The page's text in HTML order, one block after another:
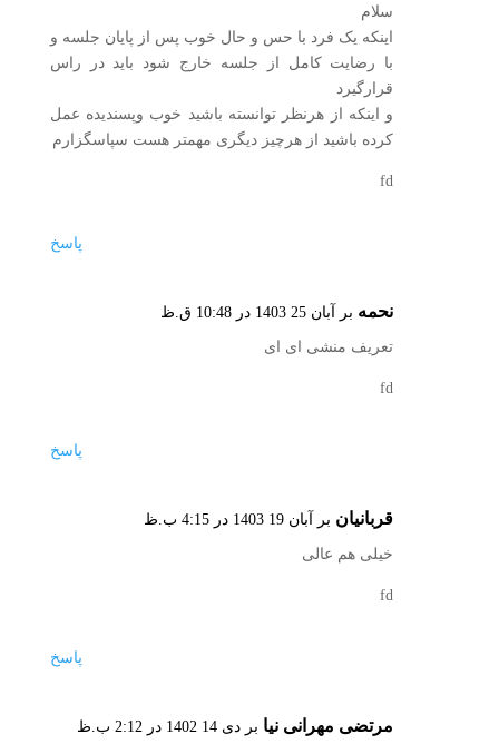
سلام
اینکه یک فرد با حس و حال خوب پس از پایان جلسه و
با رضایت کامل از جلسه خارج شود باید در راس
قرارگیرد
و اینکه از هرنظر توانسته باشید خوب وپسندیده عمل
کرده باشید از هرچیز دیگری مهمتر هست سپاسگزارم
fd
پاسخ
نحمه بر آبان 25 1403 در 10:48 ق.ظ
تعریف منشی ای ای
fd
پاسخ
قربانیان بر آبان 19 1403 در 4:15 ب.ظ
خیلی هم عالی
fd
پاسخ
مرتضی مهرانی نیا بر دی 14 1402 در 2:12 ب.ظ